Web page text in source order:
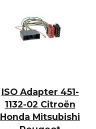
ISO Adapter 451-
1132-02 Citroën
Honda Mitsubishi